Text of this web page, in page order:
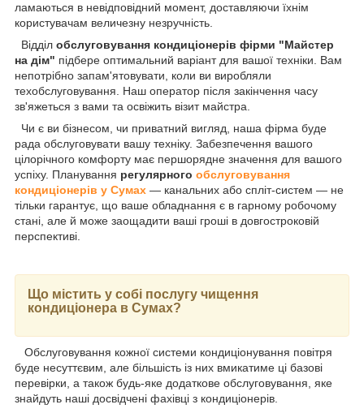
ламаються в невідповідний момент, доставляючи їхнім
користувачам величезну незручність.
Відділ обслуговування кондиціонерів фірми "Майстер
на дім" підбере оптимальний варіант для вашої техніки. Вам
непотрібно запам'ятовувати, коли ви виробляли
техобслуговування. Наш оператор після закінчення часу
зв'яжеться з вами та освіжить візит майстра.
Чи є ви бізнесом, чи приватний вигляд, наша фірма буде
рада обслуговувати вашу техніку. Забезпечення вашого
цілорічного комфорту має першорядне значення для вашого
успіху. Планування регулярного обслуговування
кондиціонерів у Сумах — канальних або спліт-систем — не
тільки гарантує, що ваше обладнання є в гарному робочому
стані, але й може заощадити ваші гроші в довгостроковій
перспективі.
Що містить у собі послугу чищення
кондиціонера в Сумах?
Обслуговування кожної системи кондиціонування повітря
буде несуттєвим, але більшість із них вмикатиме ці базові
перевірки, а також будь-яке додаткове обслуговування, яке
знайдуть наші досвідчені фахівці з кондиціонерів.